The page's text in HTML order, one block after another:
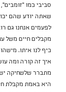
סביבי כמו
שאתה יודע שהם
לפעמים אנחנו גם
מקבלים חיים משל
כיף לנו איתו.
איך זה קורה ומה
מתברר שלשחיקה יש
היא באמת מקבלת